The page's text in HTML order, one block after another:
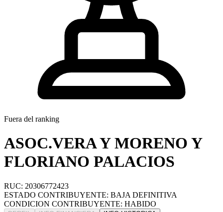
Fuera del ranking
ASOC.VERA Y MORENO Y
FLORIANO PALACIOS
RUC: 20306772423
ESTADO CONTRIBUYENTE: BAJA DEFINITIVA
CONDICION CONTRIBUYENTE: HABIDO